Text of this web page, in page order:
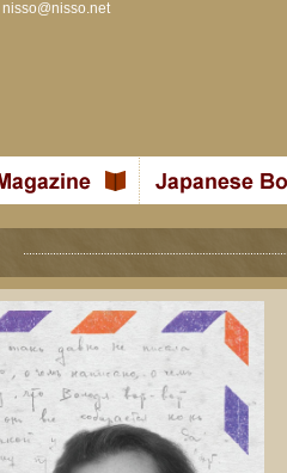
nisso@nisso.net